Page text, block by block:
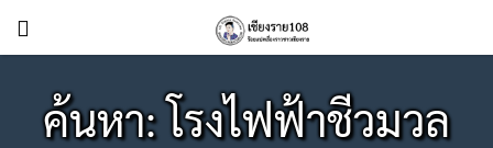
ค้นหา: โรงไฟฟ้าชีวมวล